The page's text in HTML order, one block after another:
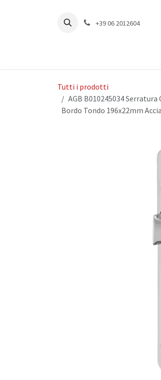
+39 06 2012604
Tutti i prodotti
AGB B010245034
Bordo Tondo 196x22mm